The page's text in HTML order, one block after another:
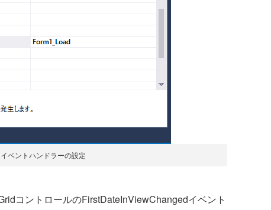
ベントハンドラーの設定
コントロールのFirstDateInViewChangedイベント